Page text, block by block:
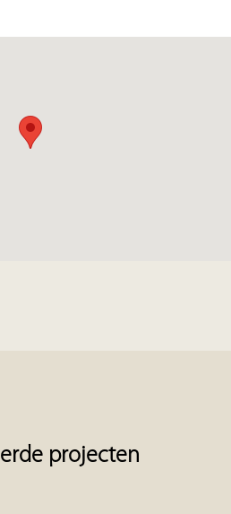
projecten